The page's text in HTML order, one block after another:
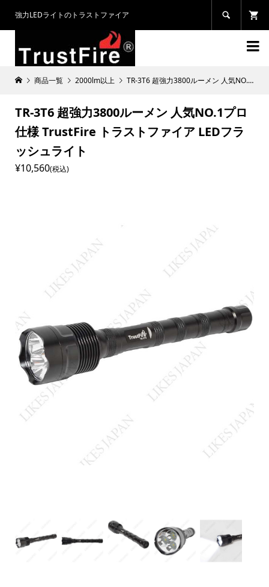
強力LEDライトのトラストファイア 

商品一覧 2000lm以上 TR-3T6 超強力3800ルーメン 人気NO.1プロ仕様 TrustFire トラストファイア LEDフラッシュライト
TR-3T6 超強力3800ルーメン 人気NO.1プロ
仕様 TrustFire トラストファイア LEDフラ
ッシュライト
¥10,560(税込)